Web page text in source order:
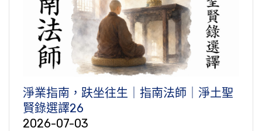
淨業指南，趺坐往生｜指南法師｜淨土聖
賢錄選譯26
2026-07-03